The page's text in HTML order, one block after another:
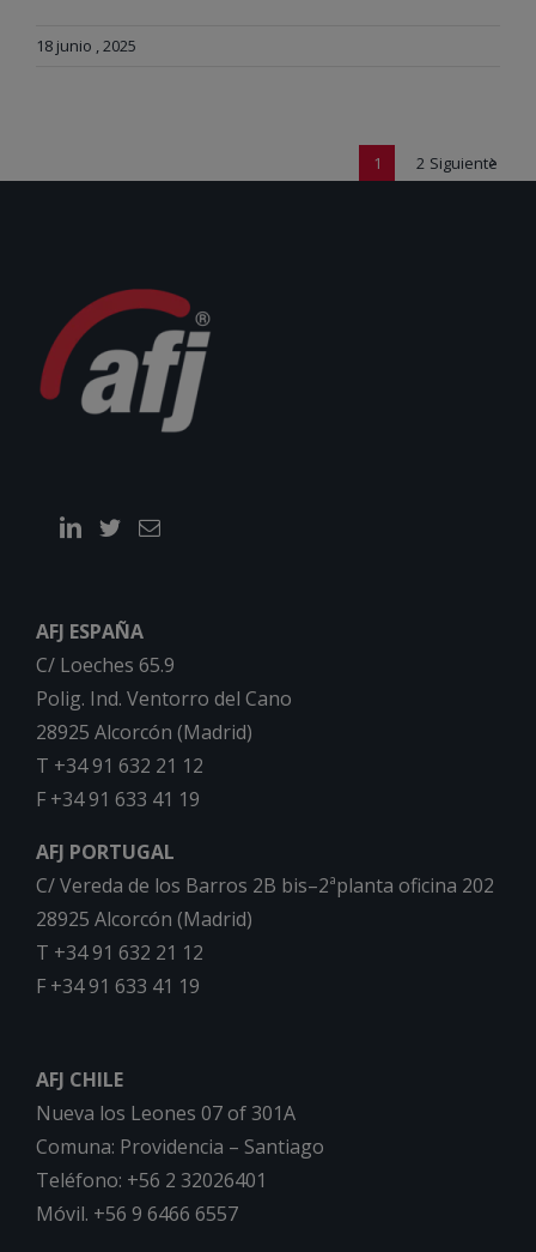
18 junio , 2025
1 2 Siguiente
AFJ ESPAÑA
C/ Loeches 65.9
Polig. Ind. Ventorro del Cano
28925 Alcorcón (Madrid)
T +34 91 632 21 12
F +34 91 633 41 19
AFJ PORTUGAL
C/ Vereda de los Barros 2B bis–2ªplanta oficina 202
28925 Alcorcón (Madrid)
T +34 91 632 21 12
F +34 91 633 41 19
AFJ CHILE
Nueva los Leones 07 of 301A
Comuna: Providencia – Santiago
Teléfono: +56 2 32026401
Móvil. +56 9 6466 6557